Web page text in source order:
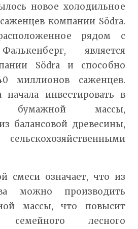
новое холодильное
компании Södra.
рядом с
является
Södra и способно
миллионов саженцев.
начала инвестировать в
бумажной массы,
балансовой древесины,
смеси означает, что из
можно производить
массы, что повысит
семейного лесного